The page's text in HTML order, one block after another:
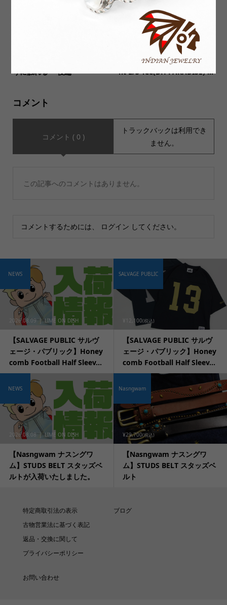
りに触れる ～後編～
【SALVAGE PUBLIC サルヴ
ェージ・パブリック】Pigme
nt L/S Tee(DH PARADISE) ...
コメント
コメント ( 0 )
トラックバックは利用でき
ません。
この記事へのコメントはありません。
コメントするためには、 ログイン してください。
2026.08.09 LIME ON DISH
【SALVAGE PUBLIC サルヴ
ェージ・パブリック】Honey
comb Football Half Sleev...
NEWS
¥12,100(税込)
【SALVAGE PUBLIC サルヴ
ェージ・パブリック】Honey
comb Football Half Sleev...
SALVAGE PUBLIC
2026.08.08 LIME ON DISH
【Nasngwam ナスングワ
ム】STUDS BELT スタッズベ
ルトが入荷いたしました。
NEWS
¥29,700(税込)
【Nasngwam ナスングワ
ム】STUDS BELT スタッズベ
ルト
Nasngwam
特定商取引法の表示
古物営業法に基づく表記
返品・交換に関して
プライバシーポリシー
ブログ
お問い合わせ